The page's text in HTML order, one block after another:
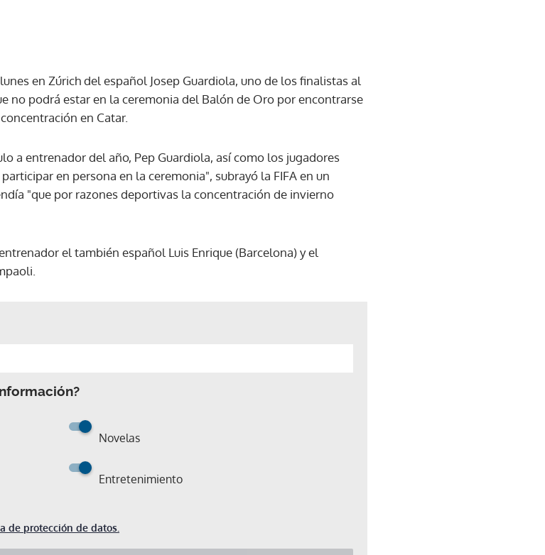
en Zúrich del español Josep Guardiola, uno de los finalistas al
no podrá estar en la ceremonia del Balón de Oro por encontrarse
en Catar.
a entrenador del año, Pep Guardiola, así como los jugadores
en persona en la ceremonia", subrayó la FIFA en un
"que por razones deportivas la concentración de invierno
el también español Luis Enrique (Barcelona) y el
Novelas
Entretenimiento
de protección de datos.